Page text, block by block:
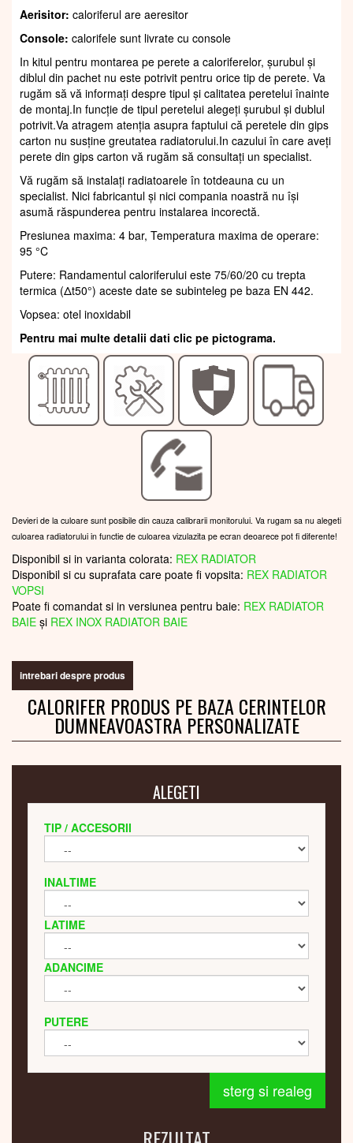
Aerisitor: caloriferul are aeresitor
Console: calorifele sunt livrate cu console
In kitul pentru montarea pe perete a caloriferelor, șurubul și
diblul din pachet nu este potrivit pentru orice tip de perete. Va
rugăm să vă informați despre tipul și calitatea peretelui înainte
de montaj.In funcție de tipul peretelui alegeți șurubul și dublul
potrivit.Va atragem atenția asupra faptului că peretele din gips
carton nu susține greutatea radiatorului.In cazului în care aveți
perete din gips carton vă rugăm să consultați un specialist.
Vă rugăm să instalați radiatoarele în totdeauna cu un
specialist. Nici fabricantul și nici compania noastră nu își
asumă răspunderea pentru instalarea incorectă.
Presiunea maxima: 4 bar, Temperatura maxima de operare:
95 °C
Putere: Randamentul caloriferului este 75/60/20 cu trepta
termica (Δt50°) aceste date se subinteleg pe baza EN 442.
Vopsea: otel inoxidabil
Pentru mai multe detalii dati clic pe pictograma.
Devieri de la culoare sunt posibile din cauza calibrarii monitorului. Va rugam sa nu alegeti
culoarea radiatorului in functie de culoarea vizulazita pe ecran deoarece pot fi diferente!
Disponibil si in varianta colorata: REX RADIATOR
Disponibil si cu suprafata care poate fi vopsita: REX RADIATOR
VOPSI
Poate fi comandat si in versiunea pentru baie: REX RADIATOR
BAIE și REX INOX RADIATOR BAIE
intrebari despre produs
CALORIFER PRODUS PE BAZA CERINTELOR
DUMNEAVOASTRA PERSONALIZATE
ALEGETI
TIP / ACCESORII
INALTIME
LATIME
ADANCIME
PUTERE
sterg si realeg